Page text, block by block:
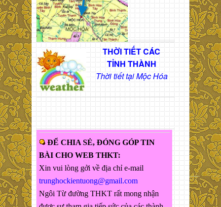
THỜI TIẾT CÁC
TỈNH THÀNH
Thời tiết tại Mộc Hóa
ĐỂ CHIA SẺ, ĐÓNG GÓP TIN
BÀI CHO WEB THKT:
Xin vui lòng gởi về địa chỉ e-mail
trunghockientuong@gmail.com
Ngôi Từ đường THKT rất mong nhận